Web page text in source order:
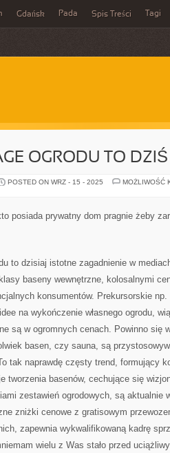
Gdańsk Pada Spis Treści Tagi
OGRODU TO DZIŚ
POSTED ON WRZ - 15 - 2025
MOŻLIWOŚĆ
posiada prywatny dom pragnie żeby
to dzisiaj istotne zagadnienie w
baseny wewnętrzne, kolosalnymi
konsumentów. Prekursorskie
na wykończenie własnego ogrodu,
są w ogromnych cenach. Powinno się
basen, czy sauna, są
tak naprawdę częsty trend, formujący
tworzenia basenów, cechujące się
zestawień ogrodowych, są aktualnie
zniżki cenowe z gratisowym
zapewnia wykwalifikowaną kadrę
wielu z Was stało przed